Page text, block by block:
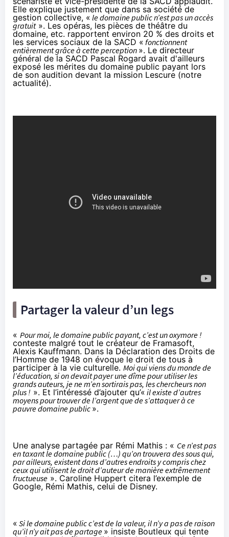
Elle explique justement que dans sa société de
gestion collective, « le domaine public n’est pas un accès
gratuit». Les opéras, les pièces de théâtre du
domaine, etc. rapportent environ 20 % des droits et
les services sociaux de la SACD « fonctionnent
entièrement grâce à cette perception ». Le directeur
général de la SACD Pascal Rogard avait d'ailleurs
exposé les mérites du domaine public payant lors
de son audition devant la mission Lescure (notre
actualité).
Partager la valeur d’un legs
« Pour moi, le domaine public payant, c’est un oxymore !
conteste malgré tout le créateur de Framasoft,
Alexis Kauffmann. Dans la Déclaration des Droits de
l’Homme de 1948 on évoque le droit de tous à
participer à la vie culturelle. Moi qui viens du monde de
l’éducation, si on devait payer une dîme pour utiliser les
grands auteurs, je ne m’en sortirais pas, les chercheurs non
plus ! ». Et l’intéressé d’ajouter qu’« il existe d’autres
moyens pour trouver de l’argent que de s’attaquer à ce
pauvre domaine public ».
Une analyse partagée par Rémi Mathis : « Ce n’est pas
en taxant le domaine public (…) qu’on trouvera des sous qui,
par ailleurs, existent dans d’autres endroits y compris chez
ceux qui utilisent le droit d’auteur de manière extrêmement
fructueuse ». Caroline Huppert citera l’exemple de
Google, Rémi Mathis, celui de Disney.
« Si le domaine public c’est de la valeur, il n’y a pas de raison
qu’il n’y ait pas de partage » insiste Boutleux qui tente